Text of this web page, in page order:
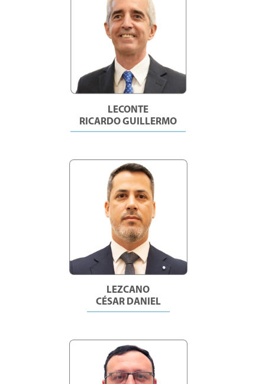
LECONTE
RICARDO GUILLERMO
LEZCANO
CÉSAR DANIEL